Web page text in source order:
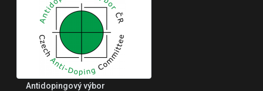
Antidopingový výbor